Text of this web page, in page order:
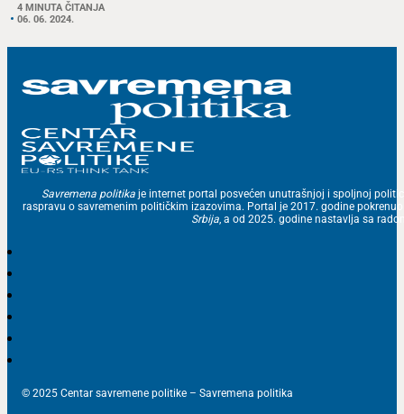
4 MINUTA ČITANJA
06. 06. 2024.
Savremena politika je internet portal posvećen unutrašnjoj i spoljnoj
raspravu o savremenim političkim izazovima. Portal je 2017. godine
Srbija, a od 2025. godine nastavlja sa
© 2025 Centar savremene politike – Savremena politika